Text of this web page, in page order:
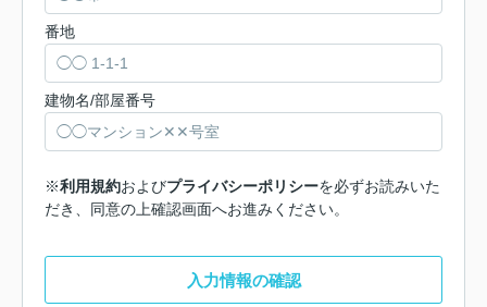
番地
建物名/部屋番号
※利用規約およびプライバシーポリシーを必ずお読みいた
だき、同意の上確認画面へお進みください。
入力情報の確認